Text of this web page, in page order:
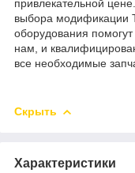
привлекательной
выбора модификации
оборудования
нам, и
все необходимые
Скрыть
Характеристики